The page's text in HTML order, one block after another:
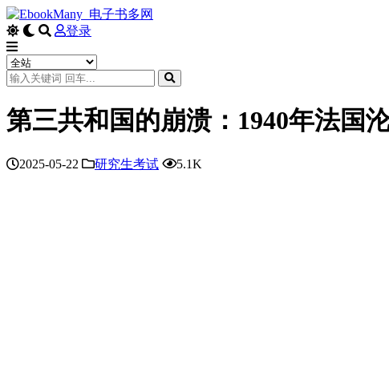
登录
第三共和国的崩溃：1940年法国
2025-05-22 研究生考试 5.1K